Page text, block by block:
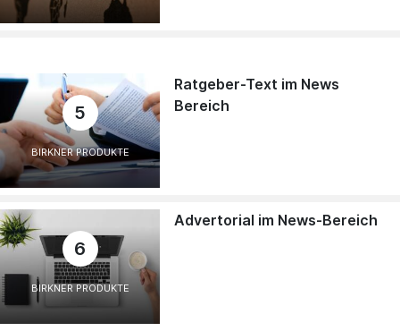
5
BIRKNER PRODUKTE
Ratgeber-Text im News
Bereich
6
BIRKNER PRODUKTE
Advertorial im News-Bereich